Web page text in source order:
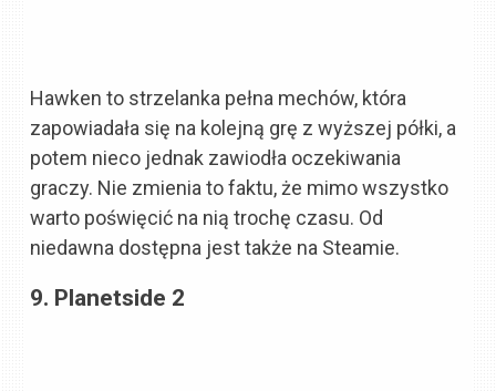
Hawken to strzelanka pełna mechów, która
zapowiadała się na kolejną grę z wyższej półki, a
potem nieco jednak zawiodła oczekiwania
graczy. Nie zmienia to faktu, że mimo wszystko
warto poświęcić na nią trochę czasu. Od
niedawna dostępna jest także na Steamie.
9. Planetside 2